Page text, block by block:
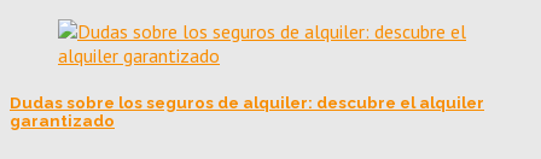
Dudas sobre los seguros de alquiler: descubre el alquiler
garantizado